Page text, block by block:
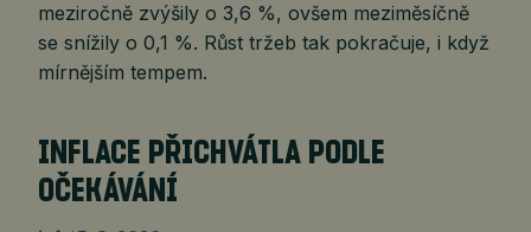
meziročně zvýšily o 3,6 %, ovšem meziměsíčně
se snížily o 0,1 %. Růst tržeb tak pokračuje, i když
mírnějším tempem.
INFLACE PŘICHVÁTLA PODLE
OČEKÁVÁNÍ